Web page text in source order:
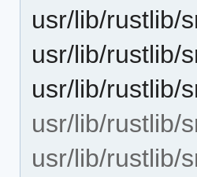
usr/lib/rustlib/
usr/lib/rustlib/
usr/lib/rustlib/
usr/lib/rustlib/
usr/lib/rustlib/